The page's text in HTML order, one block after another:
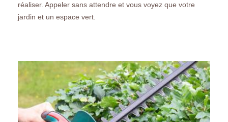
réaliser. Appeler sans attendre et vous voyez que votre
jardin et un espace vert.